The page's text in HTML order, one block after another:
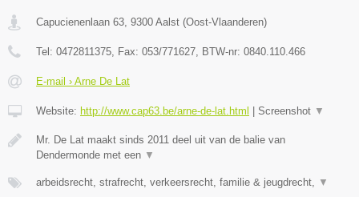
Capucienenlaan 63, 9300 Aalst (Oost-Vlaanderen)
Tel: 0472811375, Fax: 053/771627, BTW-nr: 0840.110.466
E-mail › Arne De Lat
Website: http://www.cap63.be/arne-de-lat.html Screenshot ▼
Mr. De Lat maakt sinds 2011 deel uit van de balie van
Dendermonde met een ▼
arbeidsrecht, strafrecht, verkeersrecht, familie & jeugdrecht, ▼